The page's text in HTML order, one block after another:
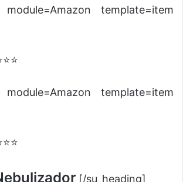
template=item
template=item
[/su_heading]